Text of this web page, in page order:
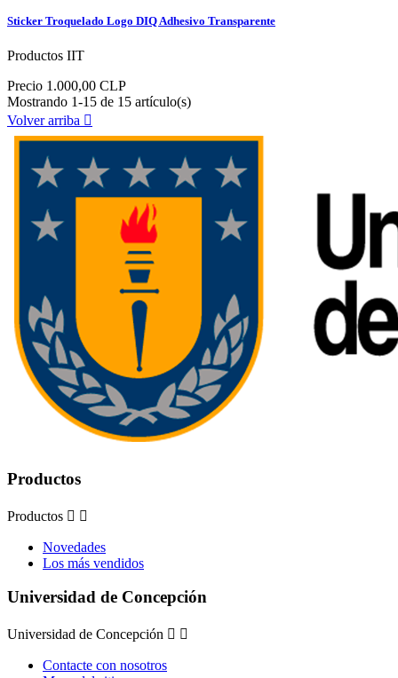
Sticker Troquelado Logo DIQ Adhesivo Transparente
Productos IIT
Precio 1.000,00 CLP
Mostrando 1-15 de 15 artículo(s)
Volver arriba 
Productos
Productos  
Novedades
Los más vendidos
Universidad de Concepción
Universidad de Concepción  
Contacte con nosotros